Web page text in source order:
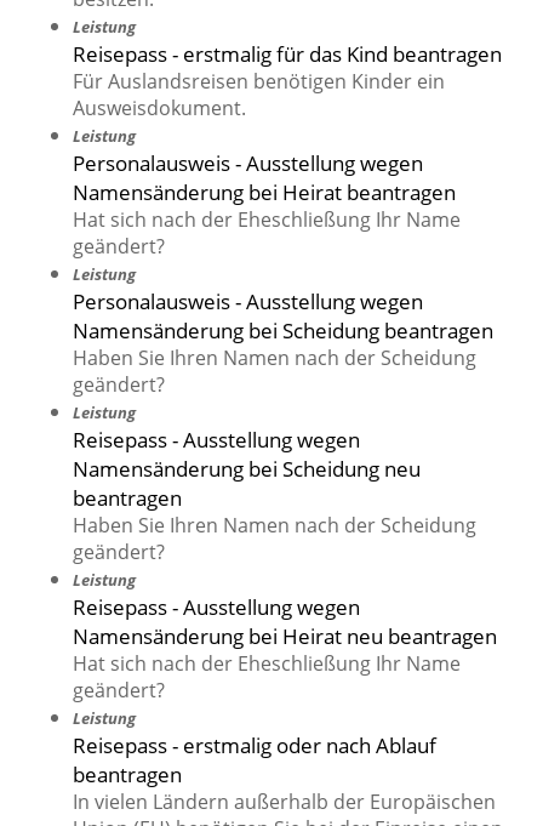
Leistung
Reisepass - erstmalig für das Kind beantragen
Für Auslandsreisen benötigen Kinder ein
Ausweisdokument.
Leistung
Personalausweis - Ausstellung wegen
Namensänderung bei Heirat beantragen
Hat sich nach der Eheschließung Ihr Name
geändert?
Leistung
Personalausweis - Ausstellung wegen
Namensänderung bei Scheidung beantragen
Haben Sie Ihren Namen nach der Scheidung
geändert?
Leistung
Reisepass - Ausstellung wegen
Namensänderung bei Scheidung neu
beantragen
Haben Sie Ihren Namen nach der Scheidung
geändert?
Leistung
Reisepass - Ausstellung wegen
Namensänderung bei Heirat neu beantragen
Hat sich nach der Eheschließung Ihr Name
geändert?
Leistung
Reisepass - erstmalig oder nach Ablauf
beantragen
In vielen Ländern außerhalb der Europäischen